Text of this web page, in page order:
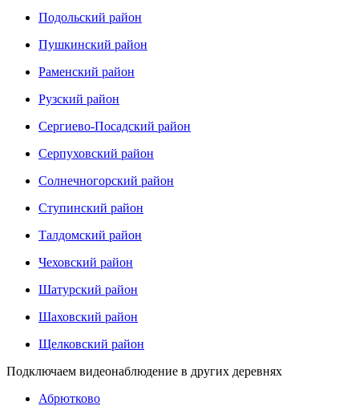
Подольский район
Пушкинский район
Раменский район
Рузский район
Сергиево-Посадский район
Серпуховский район
Солнечногорский район
Ступинский район
Талдомский район
Чеховский район
Шатурский район
Шаховский район
Щелковский район
Подключаем видеонаблюдение в других деревнях
Абрютково